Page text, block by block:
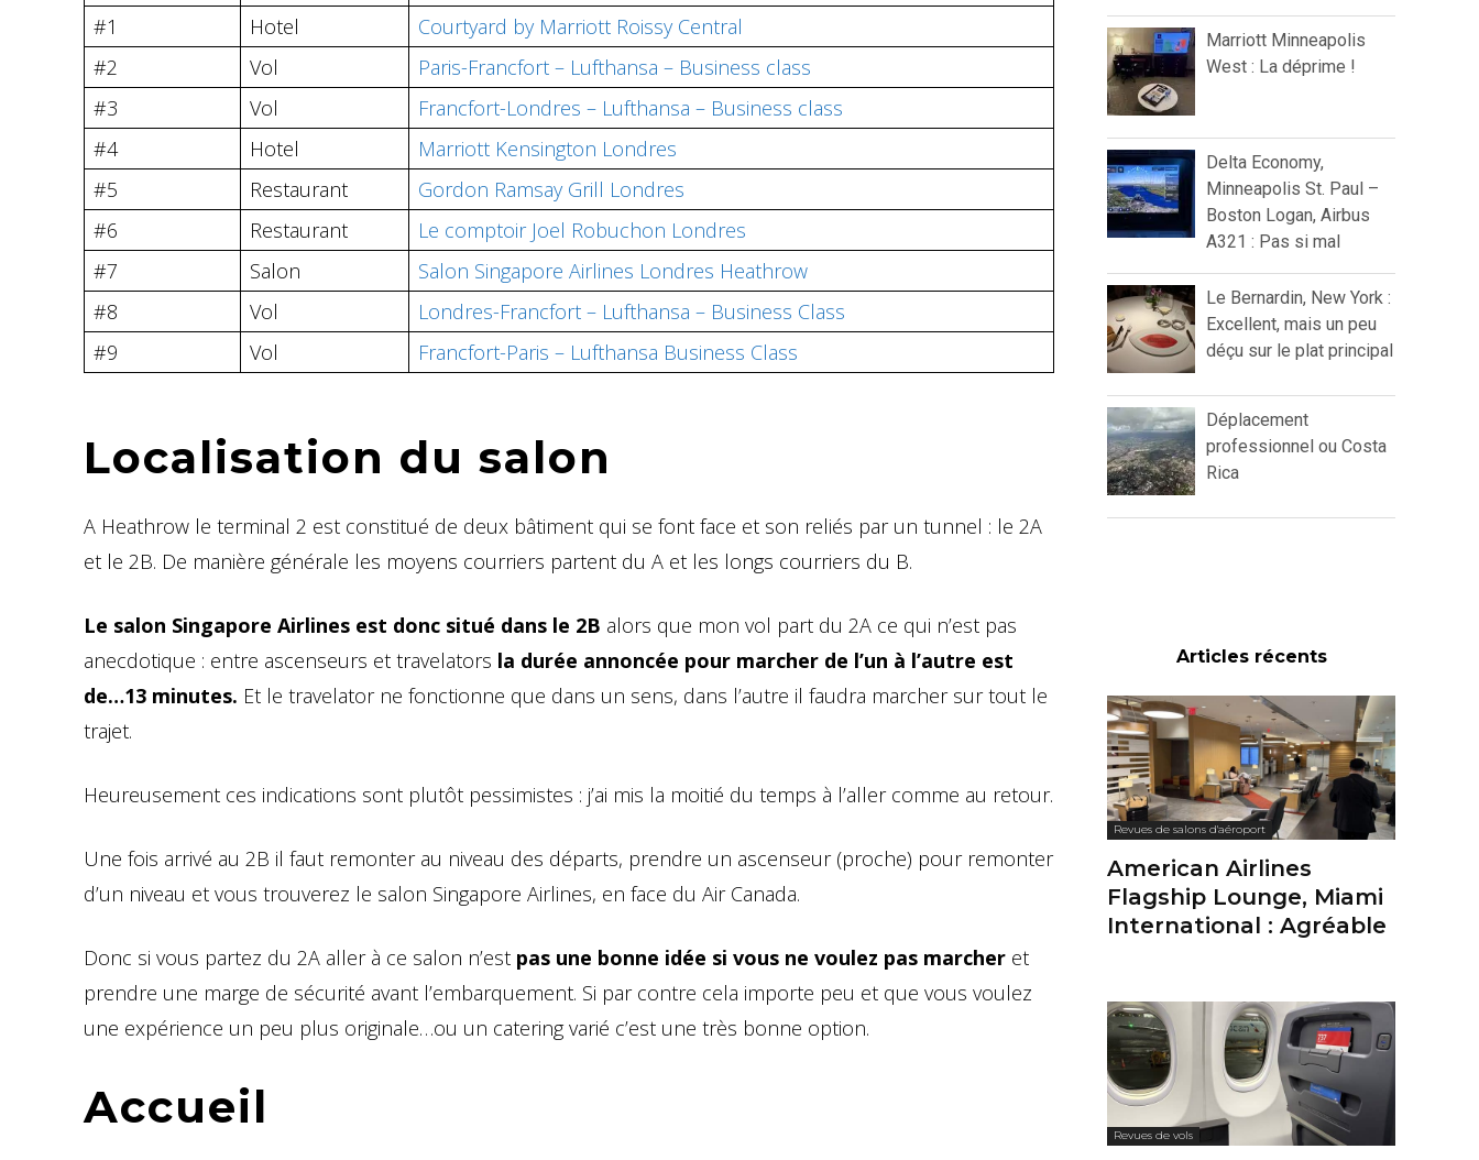
#1
Hotel
Courtyard by Marriott Roissy Central
#2
Vol
Paris-Francfort – Lufthansa – Business class
#3
Vol
Francfort-Londres – Lufthansa – Business class
#4
Hotel
Marriott Kensington Londres
#5
Restaurant
Gordon Ramsay Grill Londres
#6
Restaurant
Le comptoir Joel Robuchon Londres
#7
Salon
Salon Singapore Airlines Londres Heathrow
#8
Vol
Londres-Francfort – Lufthansa – Business Class
#9
Vol Francfort-Paris – Lufthansa Business Class
Localisation du salon
A Heathrow le terminal 2 est constitué de deux bâtiment qui se font face et son reliés par un tunnel : le 2A
et le 2B. De manière générale les moyens courriers partent du A et les longs courriers du B.
Le salon Singapore Airlines est donc situé dans le 2B alors que mon vol part du 2A ce qui n’est pas
anecdotique : entre ascenseurs et travelators la durée annoncée pour marcher de l’un à l’autre est
de…13 minutes. Et le travelator ne fonctionne que dans un sens, dans l’autre il faudra marcher sur tout le
trajet.
Heureusement ces indications sont plutôt pessimistes : j’ai mis la moitié du temps à l’aller comme au retour.
Une fois arrivé au 2B il faut remonter au niveau des départs, prendre un ascenseur (proche) pour remonter
d’un niveau et vous trouverez le salon Singapore Airlines, en face du Air Canada.
Donc si vous partez du 2A aller à ce salon n’est pas une bonne idée si vous ne voulez pas marcher et
prendre une marge de sécurité avant l’embarquement. Si par contre cela importe peu et que vous voulez
une expérience un peu plus originale…ou un catering varié c’est une très bonne option.
Accueil
Marriott Minneapolis
West : La déprime !
Delta Economy,
Minneapolis St. Paul –
Boston Logan, Airbus
A321 : Pas si mal
Le Bernardin, New York :
Excellent, mais un peu
déçu sur le plat principal
Déplacement
professionnel ou Costa
Rica
Articles récents
Revues de salons d'aéroport
American Airlines
Flagship Lounge, Miami
International : Agréable
Revues de vols